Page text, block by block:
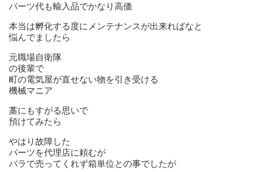
パーツ代も輸入品でかなり高価
本当は孵化する度にメンテナンスが出来ればなと
悩んでましたら
元職場自衛隊
の後輩で
町の電気屋が直せない物を引き受ける
機械マニア
藁にもすがる思いで
預けてみたら
やはり故障した
パーツを代理店に頼むが
バラで売ってくれず箱単位との事でしたが